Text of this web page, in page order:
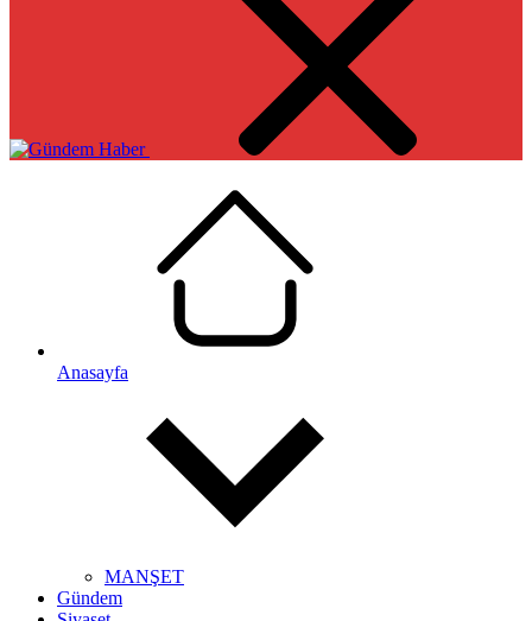
Anasayfa
MANŞET
Gündem